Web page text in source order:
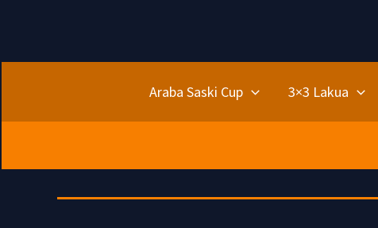
Araba Saski Cup 3×3 Lakua